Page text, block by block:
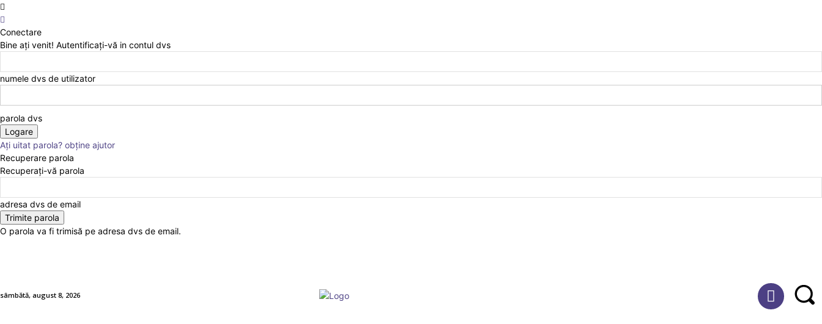
Conectare
Bine ați venit! Autentificați-vă in contul dvs
numele dvs de utilizator
parola dvs
Ați uitat parola? obține ajutor
Recuperare parola
Recuperați-vă parola
adresa dvs de email
O parola va fi trimisă pe adresa dvs de email.
sâmbătă, august 8, 2026